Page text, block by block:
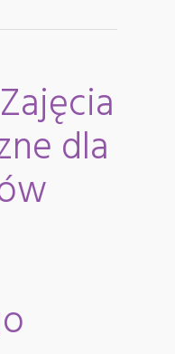
Zajęcia
dla